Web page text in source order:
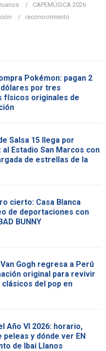
CAPEMÚSICA 2026
reconocimiento
Pokémon: pagan 2
por tres
físicos originales de
Salsa 15 llega por
Estadio San Marcos con
de estrellas de la
cierto: Casa Blanca
de deportaciones con
BUNNY
Gogh regresa a Perú
original para revivir
del pop en
Año VI 2026: horario,
y dónde ver EN
de Ibai Llanos